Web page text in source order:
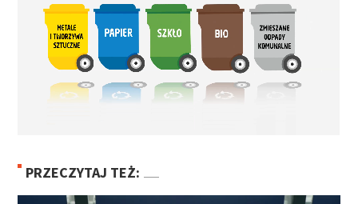
PRZECZYTAJ TEŻ: